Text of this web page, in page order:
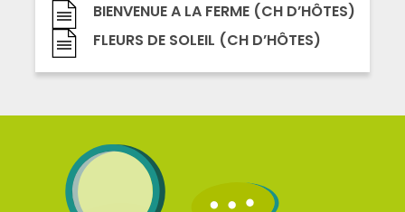
BIENVENUE A LA FERME (CH D’HÔTES)
FLEURS DE SOLEIL (CH D’HÔTES)